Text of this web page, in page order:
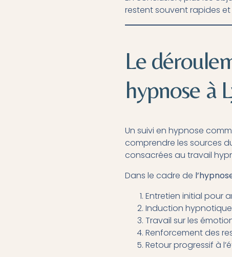
restent souvent rapides et
Le
hypnose à
Un suivi en hypnose
comprendre les sources
consacrées au travail
Dans le cadre de
Entretien initial pour
Induction
Travail sur les
Renforcement des
Retour progressif à